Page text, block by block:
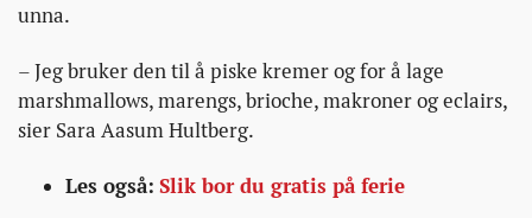
unna.
– Jeg bruker den til å piske kremer og for å lage
marshmallows, marengs, brioche, makroner og eclairs,
sier Sara Aasum Hultberg.
Les også: Slik bor du gratis på ferie